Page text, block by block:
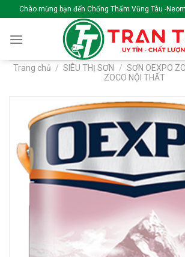
to
content
Chào mừng bạn đến Chống Thấm Vũng Tàu -
Trang chủ / SIÊU THỊ SƠN / SƠN OEXPO
ZOCO NỘI THẤT